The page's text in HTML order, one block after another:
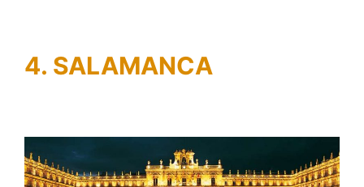
4. SALAMANCA